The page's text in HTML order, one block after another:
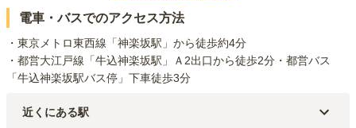
電車・バスでのアクセス方法
・東京メトロ東西線「神楽坂駅」から徒歩約4分
・都営大江戸線「牛込神楽坂駅」Ａ2出口から徒歩2分・都営バス
「牛込神楽坂駅バス停」下車徒歩3分
近くにある駅